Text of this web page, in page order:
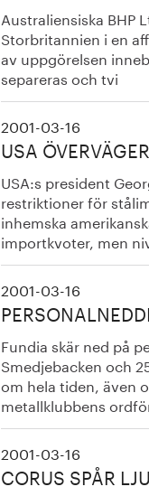
Australiensiska BHP
Storbritannien i en
av uppgörelsen
separeras och tvi
2001-03-16
USA
USA:s president
restriktioner för
inhemska
importkvoter, men
2001-03-16
Fundia skär ned på
Smedjebacken och
om hela tiden, även
metallklubbens
2001-03-16
CORUS SPÅR